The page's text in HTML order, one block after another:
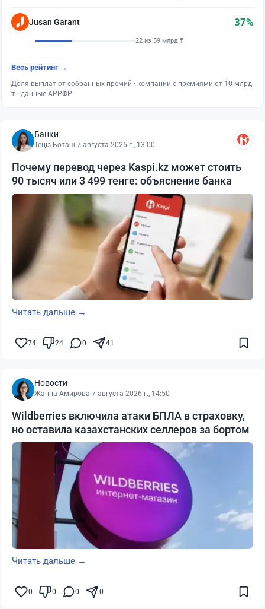
Jusan Garant 37%
22 из 59 млрд ₸
Весь рейтинг →
Доля выплат от собранных премий · компании с премиями от 10 млрд
₸ · данные АРРФР
Банки
Теңіз Боташ·7 августа 2026 г., 13:00
Почему перевод через Kaspi.kz может стоить
90 тысяч или 3 499 тенге: объяснение банка
Читать дальше →
74 24 0 41
Новости
Жанна Амирова·7 августа 2026 г., 14:50
Wildberries включила атаки БПЛА в страховку,
но оставила казахстанских селлеров за бортом
Читать дальше →
0 0 0 0